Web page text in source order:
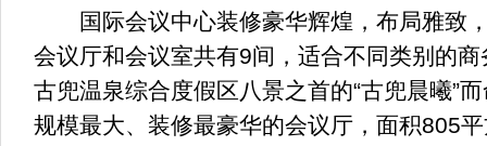
国际会议中心装修豪华辉煌，布局雅致
会议厅和会议室共有9间，适合不同类别的
古兜温泉综合度假区八景之首的“古兜晨曦”
规模最大、装修最豪华的会议厅，面积805